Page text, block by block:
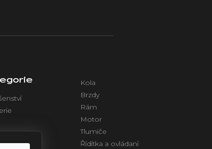
Kola
Brzdy
Rám
Motor
Tlumiče
Řídítka a ovládaní